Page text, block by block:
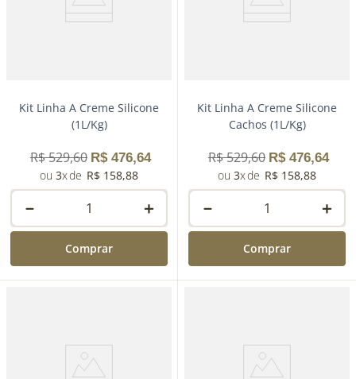
Comprar
Kit Linha A Creme Silicone
(1L/Kg)
R$529,60 R$ 476,64
3
R$ 158,88
＋
－
Comprar
Kit Linha A Creme Silicone
Cachos (1L/Kg)
R$529,60 R$ 476,64
3
R$ 158,88
＋
－
Comprar